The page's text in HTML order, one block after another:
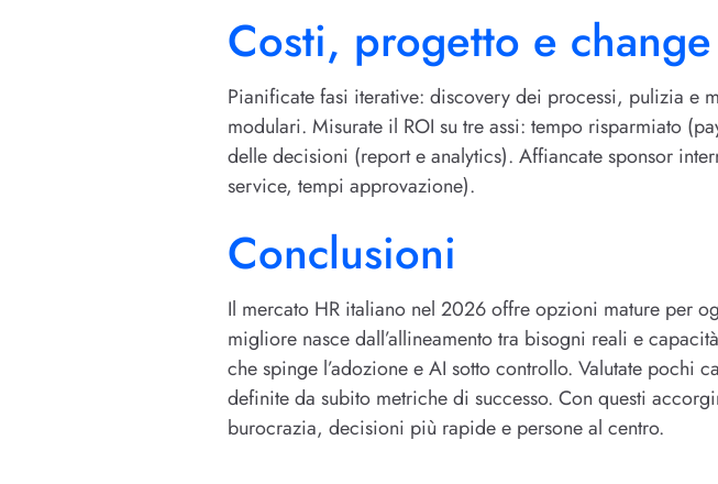
Costi, progetto e
Pianificate fasi iterative: discovery dei processi, pulizia e
modulari. Misurate il ROI su tre assi: tempo risparmiato
delle decisioni (report e analytics). Affiancate sponsor
service, tempi approvazione).
Conclusioni
Il mercato HR italiano nel 2026 offre opzioni mature per
migliore nasce dall’allineamento tra bisogni reali e
che spinge l’adozione e AI sotto controllo. Valutate pochi
definite da subito metriche di successo. Con questi
burocrazia, decisioni più rapide e persone al centro.